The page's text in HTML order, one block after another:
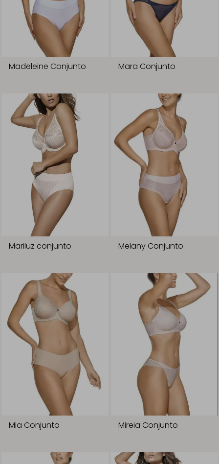
Madeleine Conjunto Mara Conjunto
Mariluz conjunto Melany Conjunto
Mia Conjunto Mireia Conjunto